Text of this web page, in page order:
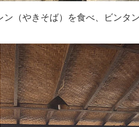
（やきそば）を食べ、ビンタ